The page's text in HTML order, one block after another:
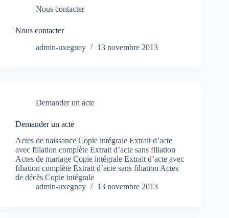
Nous contacter
Nous contacter
admin-uxegney
13 novembre 2013
Demander un acte
Demander un acte
Actes de naissance Copie intégrale Extrait d’acte
avec filiation complète Extrait d’acte sans filiation
Actes de mariage Copie intégrale Extrait d’acte avec
filiation complète Extrait d’acte sans filiation Actes
de décès Copie intégrale
admin-uxegney
13 novembre 2013